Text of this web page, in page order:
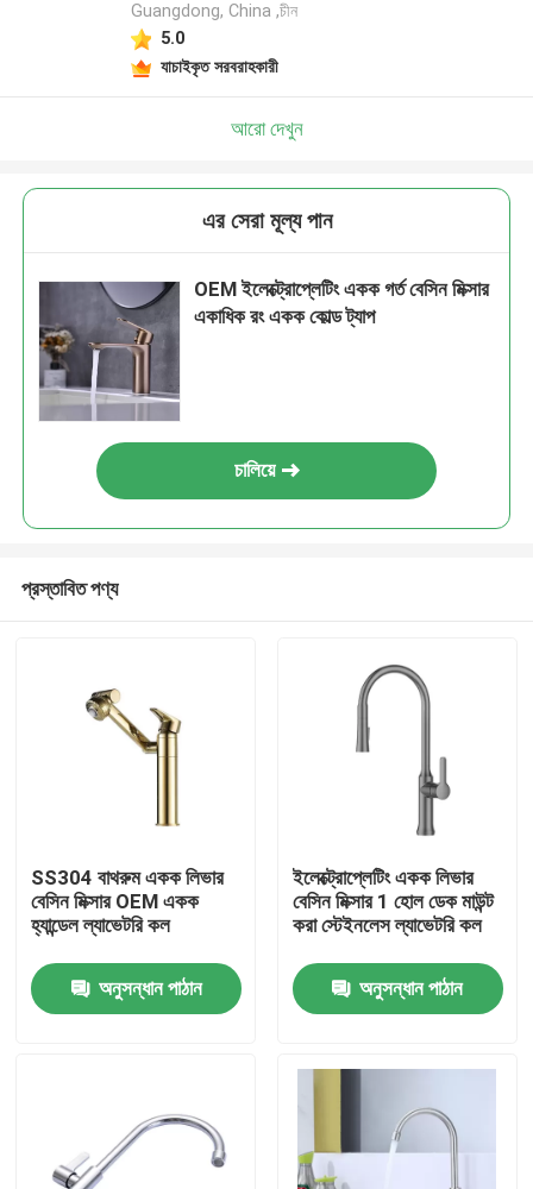
ভিডিও
Guangdong, China ,চীন
5.0
যাচাইকৃত সরবরাহকারী
আরো দেখুন
এর সেরা মূল্য পান
OEM ইলেক্ট্রোপ্লেটিং একক গর্ত বেসিন মিক্সার
একাধিক রং একক কোল্ড ট্যাপ
চালিয়ে
প্রস্তাবিত পণ্য
SS304 বাথরুম একক লিভার
বেসিন মিক্সার OEM একক
হ্যান্ডেল ল্যাভেটরি কল
অনুসন্ধান পাঠান
ইলেক্ট্রোপ্লেটিং একক লিভার
বেসিন মিক্সার 1 হোল ডেক মাউন্ট
করা স্টেইনলেস ল্যাভেটরি কল
অনুসন্ধান পাঠান